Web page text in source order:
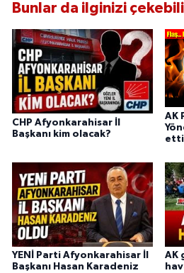
Bunlar da ilginizi
CHP Afyonkarahisar İl
Başkanı kim olacak?
AK
YENİ Parti Afyonkarahisar İl
Başkanı Hasan Karadeniz
AK